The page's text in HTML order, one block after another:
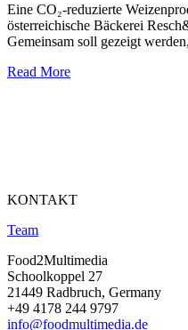
Eine CO₂-reduzierte
österreichische Bäckerei
Gemeinsam soll gezeigt
Read More
KONTAKT
Team
Food2Multimedia
Schoolkoppel 27
21449 Radbruch, Germany
+49 4178 244 9797
info@foodmultimedia.de